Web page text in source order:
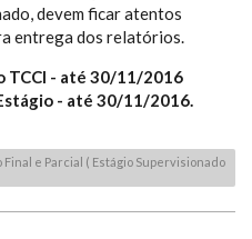
devem ficar atentos
entrega dos relatórios.
TCCI - até 30/11/2016
- até 30/11/2016.
Final e Parcial ( Estágio Supervisionado